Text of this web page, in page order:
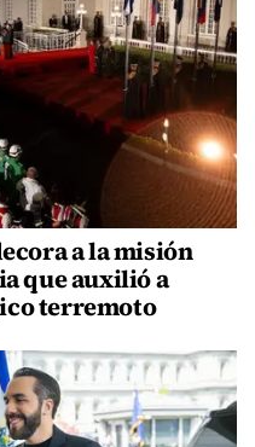
a la misión
que auxilió a
terremoto